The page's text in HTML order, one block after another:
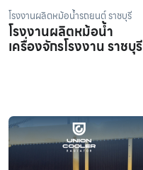
โรงงานผลิตหม้อน้ำรถยนต์ ราชบุรี
โรงงานผลิตหม้อน้ำ
เครื่องจักรโรงงาน ราชบุรี